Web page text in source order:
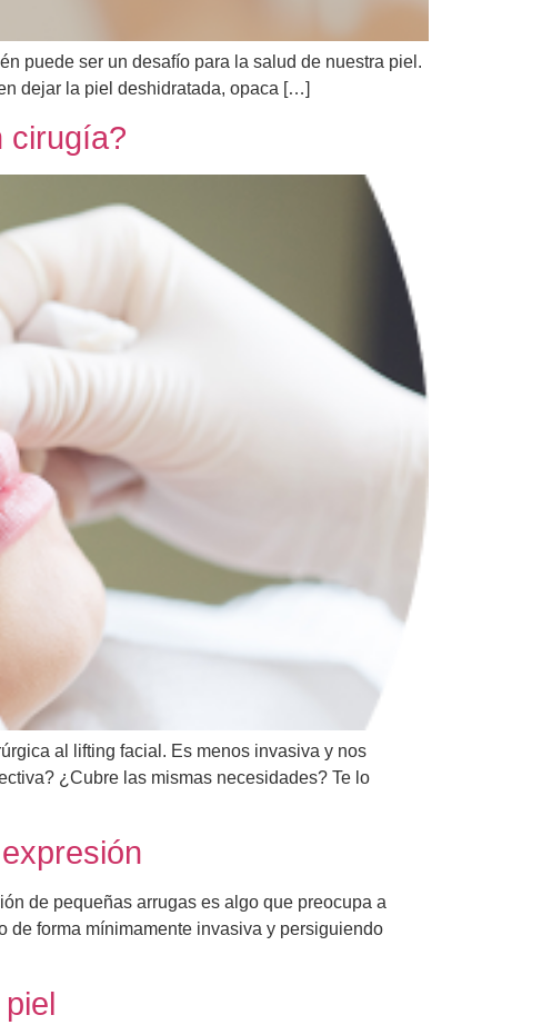
puede ser un desafío para la salud de nuestra piel.
dejar la piel deshidratada, opaca […]
cirugía?
al lifting facial. Es menos invasiva y nos
¿Cubre las mismas necesidades? Te lo
de pequeñas arrugas es algo que preocupa a
de forma mínimamente invasiva y persiguiendo